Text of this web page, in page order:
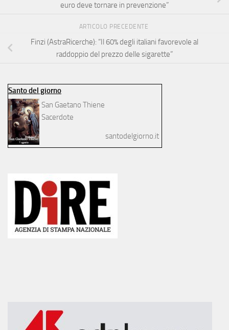
euro deve tornare in prevenzione”
ARTICOLO PRECEDENTE
Finzi (AstraRicerche): “Il 60% degli italiani favorevole al
raddoppio del prezzo delle sigarette”
Santo del giorno
San Gaetano Thiene
Sacerdote
santodelgiorno.it